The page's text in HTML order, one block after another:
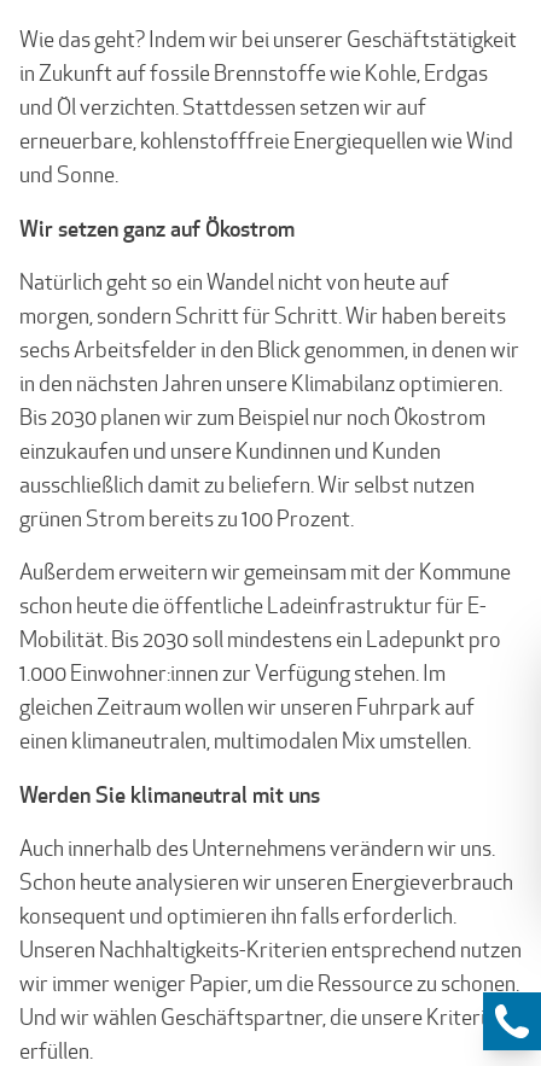
Wie das geht? Indem wir bei unserer Geschäftstätigkeit
in Zukunft auf fossile Brennstoffe wie Kohle, Erdgas
und Öl verzichten. Stattdessen setzen wir auf
erneuerbare, kohlenstofffreie Energiequellen wie Wind
und Sonne.
Wir setzen ganz auf Ökostrom
Natürlich geht so ein Wandel nicht von heute auf
morgen, sondern Schritt für Schritt. Wir haben bereits
sechs Arbeitsfelder in den Blick genommen, in denen wir
in den nächsten Jahren unsere Klimabilanz optimieren.
Bis 2030 planen wir zum Beispiel nur noch Ökostrom
einzukaufen und unsere Kundinnen und Kunden
ausschließlich damit zu beliefern. Wir selbst nutzen
grünen Strom bereits zu 100 Prozent.
Außerdem erweitern wir gemeinsam mit der Kommune
schon heute die öffentliche Ladeinfrastruktur für E-
Mobilität. Bis 2030 soll mindestens ein Ladepunkt pro
1.000 Einwohner:innen zur Verfügung stehen. Im
gleichen Zeitraum wollen wir unseren Fuhrpark auf
einen klimaneutralen, multimodalen Mix umstellen.
Werden Sie klimaneutral mit uns
Auch innerhalb des Unternehmens verändern wir uns.
Schon heute analysieren wir unseren Energieverbrauch
konsequent und optimieren ihn falls erforderlich.
Unseren Nachhaltigkeits-Kriterien entsprechend nutzen
wir immer weniger Papier, um die Ressource zu schonen.
Und wir wählen Geschäftspartner, die unsere Kriterien
erfüllen.